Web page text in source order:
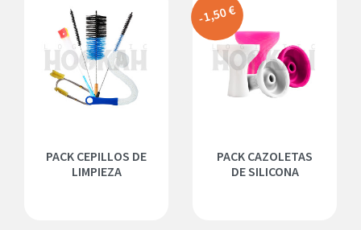
PACK CEPILLOS DE
LIMPIEZA
PACK CAZOLETAS
DE SILICONA
-1,50 €